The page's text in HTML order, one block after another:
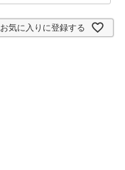
お気に入りに登録する